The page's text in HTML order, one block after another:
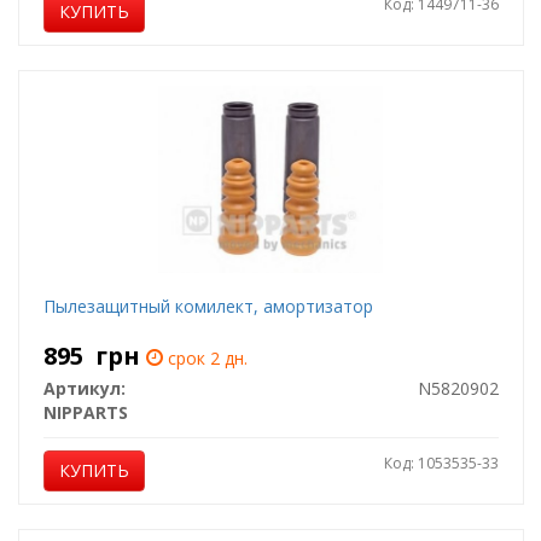
КУПИТЬ Код: 1449711-36
Пылезащитный комилект, амортизатор
895 грн
срок 2 дн.
Артикул:
N5820902
NIPPARTS
КУПИТЬ Код: 1053535-33